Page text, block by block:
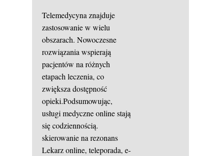
Telemedycyna znajduje
zastosowanie w wielu
obszarach. Nowoczesne
rozwiązania wspierają
pacjentów na różnych
etapach leczenia, co
zwiększa dostępność
opieki.Podsumowując,
usługi medyczne online stają
się codziennością.
skierowanie na rezonans
Lekarz online, teleporada, e-